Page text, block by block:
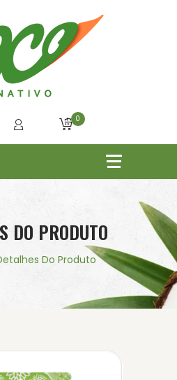
0
DO PRODUTO
Do Produto